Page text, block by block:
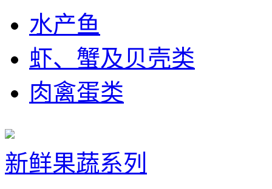
水产鱼
虾、蟹及贝壳类
肉禽蛋类
新鲜果蔬系列